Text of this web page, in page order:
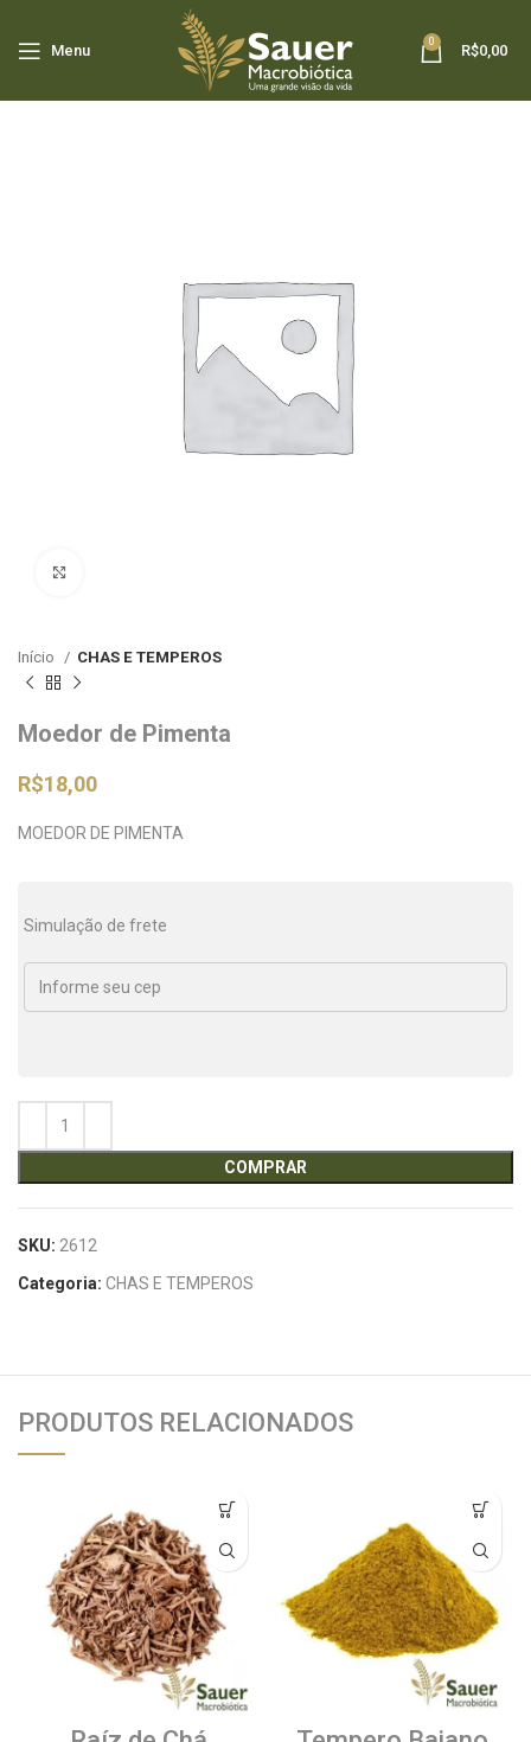
Menu
0
R$0,00
Início CHAS E TEMPEROS
Moedor de Pimenta
R$18,00
MOEDOR DE PIMENTA
Simulação de frete
COMPRAR
SKU: 2612
Categoria: CHAS E TEMPEROS
PRODUTOS RELACIONADOS